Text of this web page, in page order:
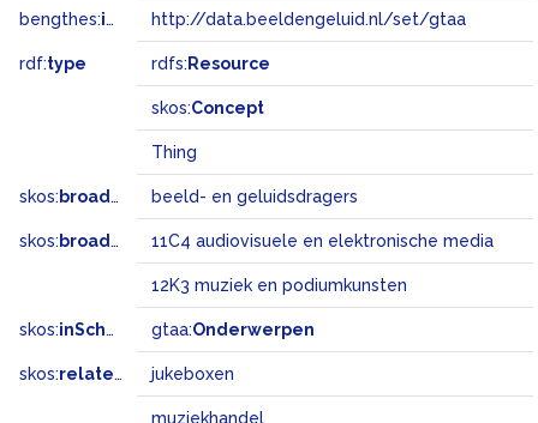
bengthes:inSet http://data.beeldengeluid.nl/set/gtaa
rdf:type rdfs: Resource
skos:Concept
Thing
skos: broader beeld- en geluidsdragers
skos: broadMatch 11C4 audiovisuele en elektronische media
12K3 muziek en podiumkunsten
skos:inScheme gtaa:Onderwerpen
skos:related jukeboxen
muziekhandel